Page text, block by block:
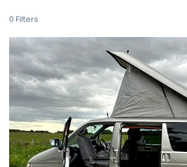
0 Filters